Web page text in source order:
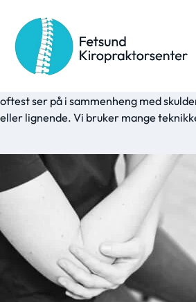
Albuesmerter,
Mange forbinder kanskje ikke
oftest ser på i sammenheng med
eller lignende. Vi bruker mange